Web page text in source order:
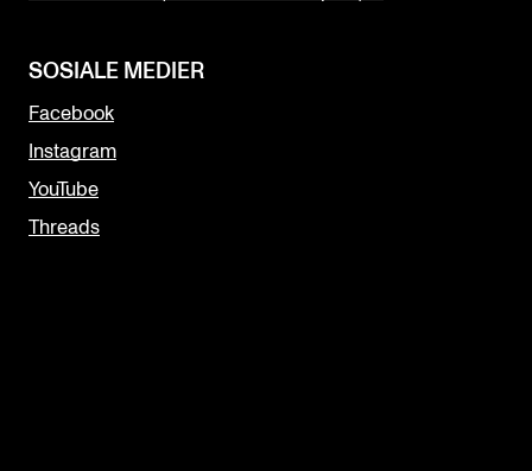
SOSIALE MEDIER
Facebook
Instagram
YouTube
Threads